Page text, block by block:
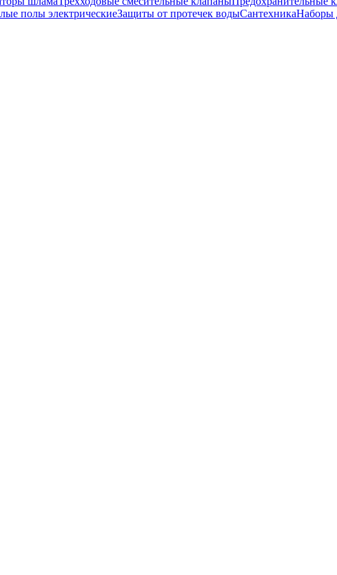
полы электрическиеЗащиты от протечек водыСантехникаНаборы